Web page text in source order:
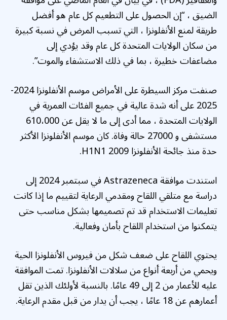
الضيق ، “إن الحصول على التطعيم كل عام هو أفضل
طريقة لمنع الأنفلونزا ، التي تسبب المرض في نسبة كبيرة
من سكان الولايات المتحدة كل عام وقد يؤدي إلى
مضاعفات خطيرة ، بما في ذلك الاستشفاء والموت”.
صنفت مركز السيطرة على الأمراض موسم الأنفلونزا 2024-
2025 على أنه شدة عالية في جميع الفئات العمرية في
الولايات المتحدة ، مما أدى إلى ما لا يقل عن 610،000
مستشفى و 27000 حالة وفاة. كان موسم الأنفلونزا الأكثر
حدة منذ جائحة الأنفلونزا H1N1 2009.
استندت موافقة Astrazeneca في سبتمبر 2024 إلى
دراسة مع متلقي اللقاح ومقدمي الرعاية لتقييم ما إذا كانت
تعليمات الاستخدام قد تم تصميمها بشكل مناسب حتى
يتمكنوا من استخدام اللقاح بأمان وفعالية.
يحتوي اللقاح على ضعف شكل من فيروس الأنفلونزا الحية
ويحمي من أربعة أنواع من سلالات الأنفلونزا. تمت الموافقة
عليه للأعمار من 2 إلى 49 عامًا. بالنسبة لأولئك الذين تقل
أعمارهم عن 18 عامًا ، يجب أن يدار من قبل مقدم الرعاية.